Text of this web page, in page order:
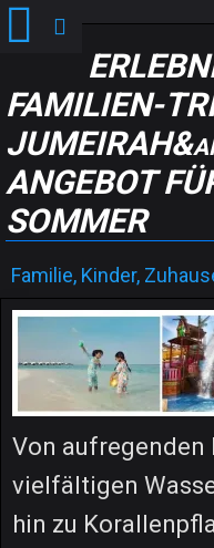
FAMILIEN-
ANGEBOT
SOMMER
Familie, Kinder,
Von aufregenden
vielfältigen
hin zu